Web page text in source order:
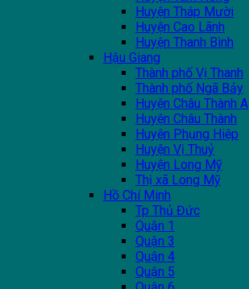
Huyện Tháp Mười
Huyện Cao Lãnh
Huyện Thanh Bình
Hậu Giang
Thành phố Vị Thanh
Thành phố Ngã Bảy
Huyện Châu Thành A
Huyện Châu Thành
Huyện Phụng Hiệp
Huyện Vị Thuỷ
Huyện Long Mỹ
Thị xã Long Mỹ
Hồ Chí Minh
Tp Thủ Đức
Quận 1
Quận 3
Quận 4
Quận 5